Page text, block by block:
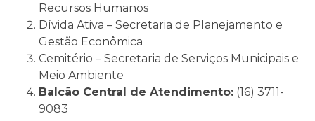
Recursos Humanos
Dívida Ativa – Secretaria de Planejamento e
Gestão Econômica
Cemitério – Secretaria de Serviços Municipais e
Meio Ambiente
Balcão Central de Atendimento: (16) 3711-
9083